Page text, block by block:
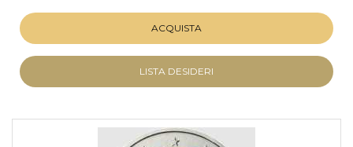
ACQUISTA
LISTA DESIDERI